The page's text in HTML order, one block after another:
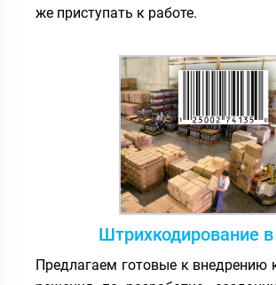
же приступать к работе.
Штрихкодирование
Предлагаем готовые к внедрению